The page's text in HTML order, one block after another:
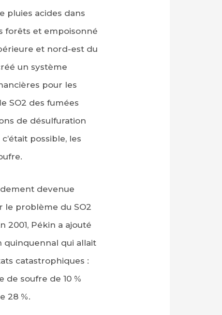
pluies acides dans
forêts et empoisonné
et nord-est du
un système
pour les
SO2 des fumées
de désulfuration
possible, les
devenue
le problème du SO2
2001, Pékin a ajouté
quinquennal qui allait
catastrophiques :
de soufre de 10 %
28 %.